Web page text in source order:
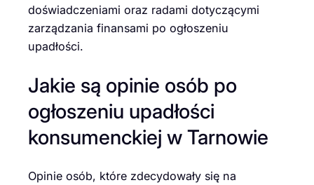
doświadczeniami oraz radami dotyczącymi
zarządzania finansami po ogłoszeniu
upadłości.
Jakie są opinie osób po
ogłoszeniu upadłości
konsumenckiej w Tarnowie
Opinie osób, które zdecydowały się na